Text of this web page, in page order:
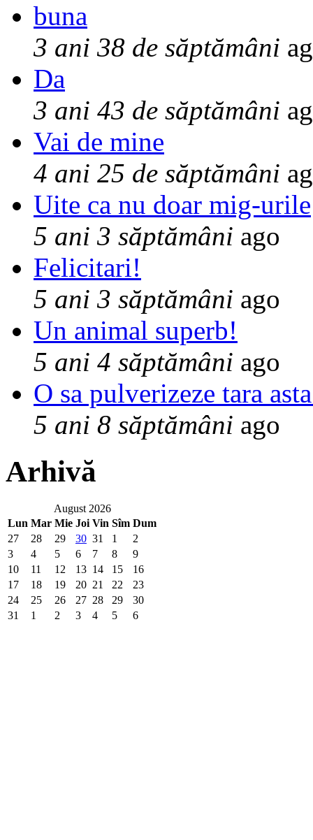
buna
3 ani 38 de săptămâni
Da
3 ani 43 de săptămâni
Vai de mine
4 ani 25 de săptămâni
Uite ca nu doar mig-urile
5 ani 3 săptămâni ago
Felicitari!
5 ani 3 săptămâni ago
Un animal superb!
5 ani 4 săptămâni ago
O sa pulverizeze tara
5 ani 8 săptămâni ago
Arhivă
August 2026
Lun Mar Mie Joi Vin Sîm Dum
27
28 29 30 31 1
2
3
4 5 6 7 8
9
10
11 12 13 14 15
16
17
18 19 20 21 22
23
24
25 26 27 28 29
30
31
1 2 3 4 5 6